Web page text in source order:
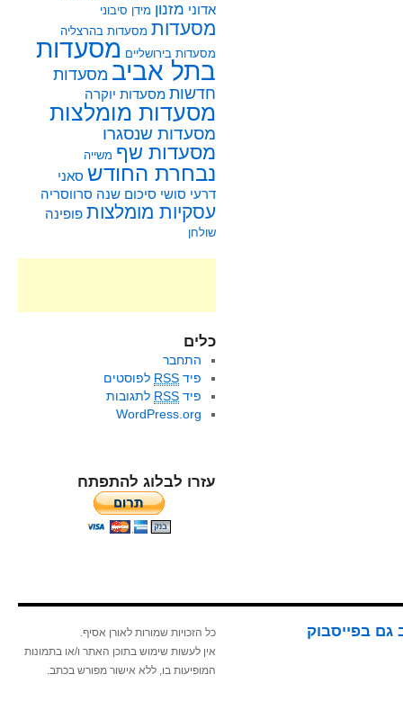
אדוני מזנון מידן סיבוני
מסעדות מסעדות בהרצליה
מסעדות בירושליים מסעדות
בתל אביב מסעדות
חדשות מסעדות יוקרה
מסעדות מומלצות
מסעדות שנסגרו
מסעדות שף משייה
נבחרת החודש סאני
דרעי סושי סיכום שנה סרווסריה
עסקיות מומלצות פופינה
שולחן
כלים
התחבר
פיד RSS לפוסטים
פיד RSS לתגובות
WordPress.org
עזרו לבלוג להתפתח
גם בפייסבוק
כל הזכויות שמורות לאורן אסיף.
אין לעשות שימוש בתוכן האתר ו/או בתמונות
המופיעות בו, ללא אישור מפורש בכתב.